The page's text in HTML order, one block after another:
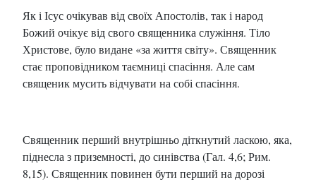
Як і Ісус очікував від своїх Апостолів, так і народ
Божий очікує від свого священника служіння. Тіло
Христове, було видане «за життя світу». Священник
стає проповідником таємниці спасіння. Але сам
священик мусить відчувати на собі спасіння.
Священник перший внутрішньо діткнутий ласкою, яка,
піднесла з приземності, до синівства (Гал. 4,6; Рим.
8,15). Священник повинен бути перший на дорозі